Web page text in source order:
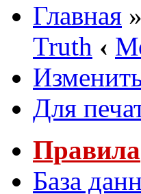
Главная »
Truth ‹
Для
Правила
База